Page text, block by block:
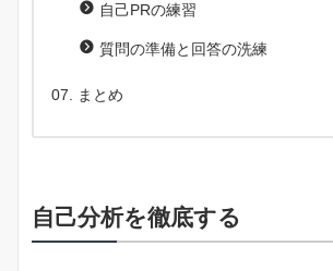
自己PRの練習
質問の準備と回答の洗練
まとめ
自己分析を徹底する